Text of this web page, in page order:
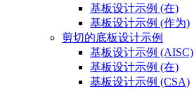
基板设计示例 (在)
基板设计示例 (作为)
剪切的底板设计示例
基板设计示例 (AISC)
基板设计示例 (在)
基板设计示例 (CSA)